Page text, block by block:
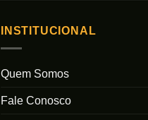
INSTITUCIONAL
Quem Somos
Fale Conosco